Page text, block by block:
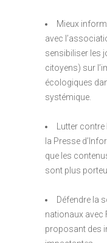
Mieux
avec
sensibiliser les
citoyens) sur
écologiques
systémique.
Lutter
la Presse
que les
sont plus
Défendre la
nationaux avec
proposant des